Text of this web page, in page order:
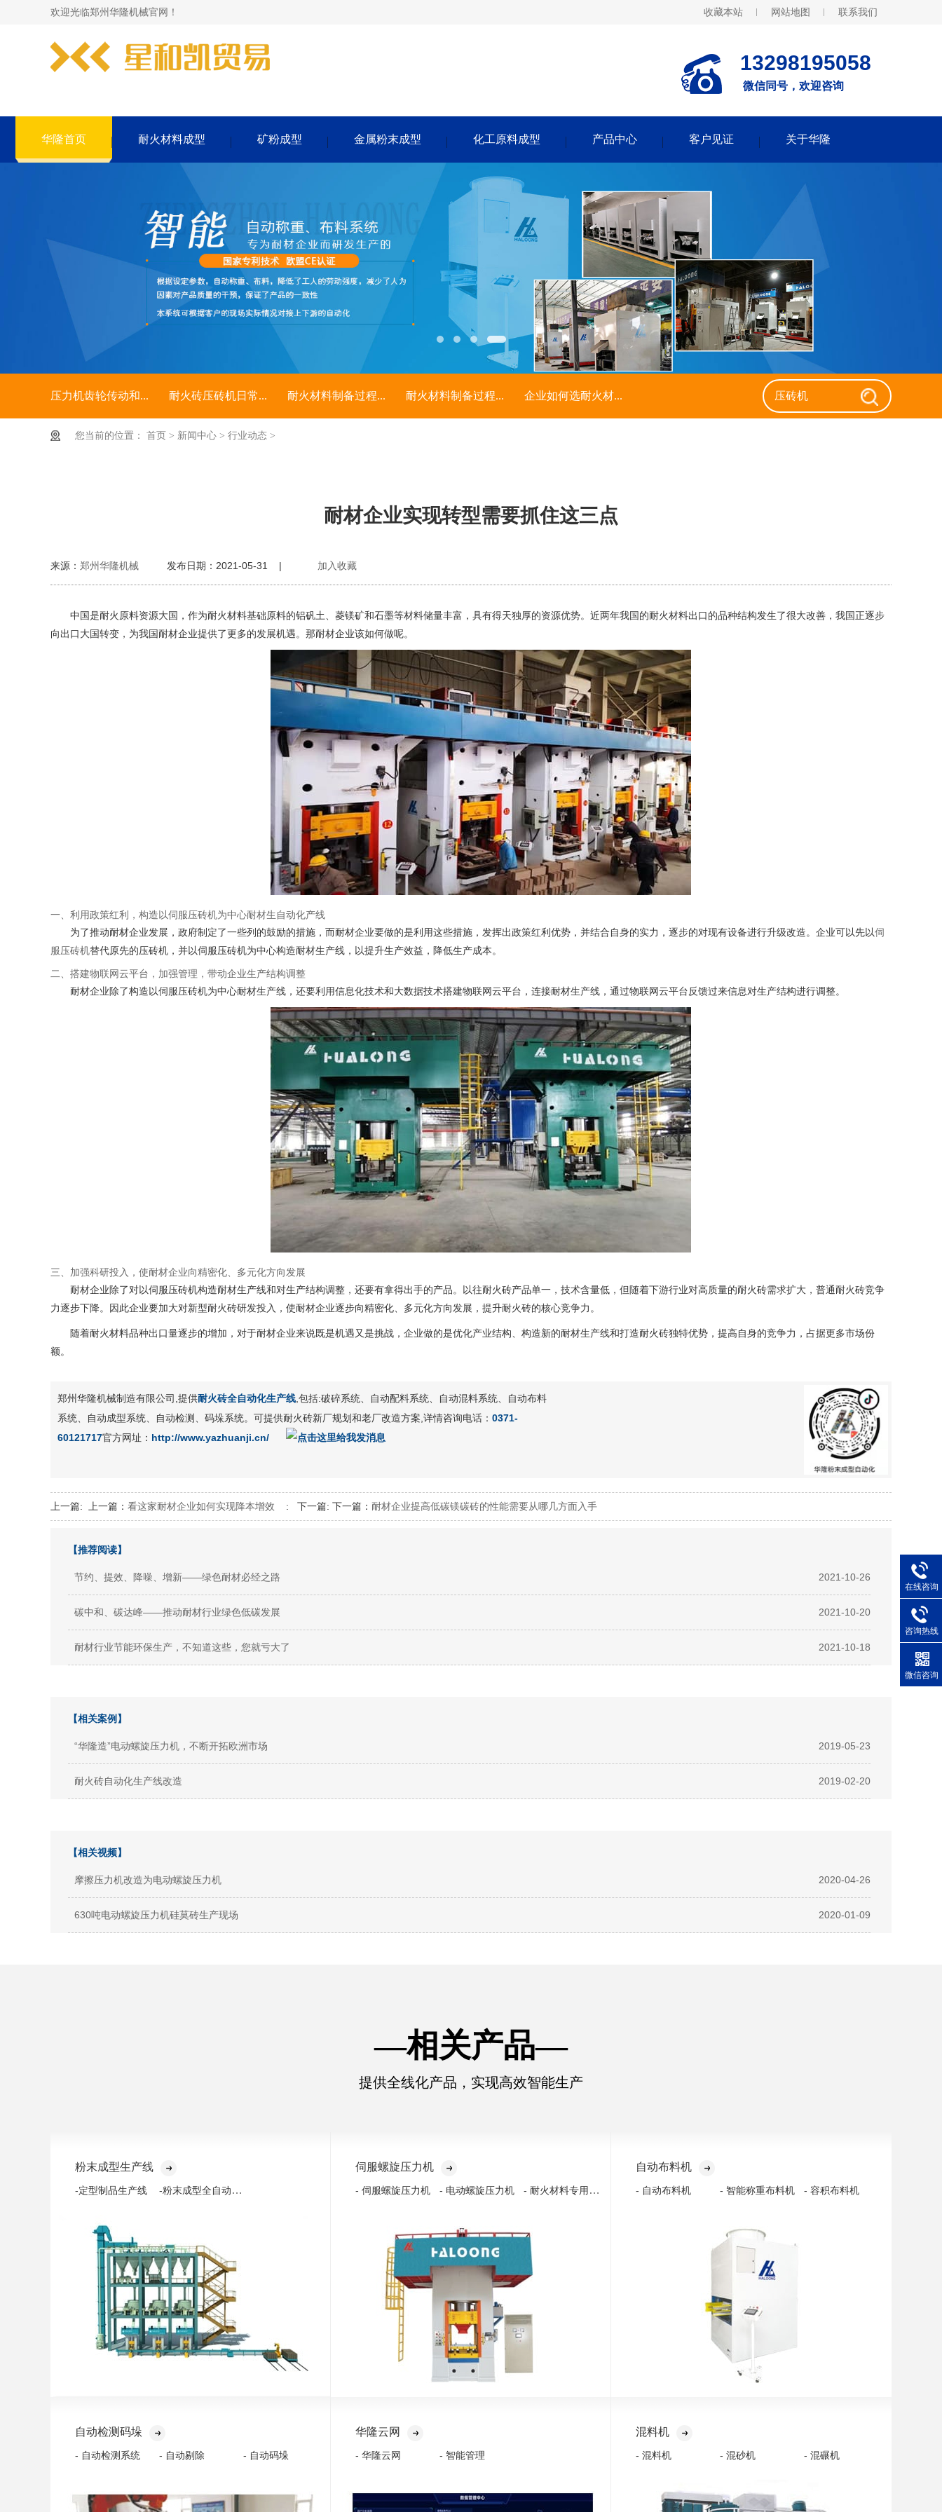
欢迎光临郑州华隆机械官网！ 收藏本站 网站地图 联系我们
13298195058
微信同号，欢迎咨询
华隆首页 耐火材料成型 矿粉成型 金属粉末成型 化工原料成型 产品中心 客户见证 关于华隆
压力机齿轮传动和... 耐火砖压砖机日常... 耐火材料制备过程... 耐火材料制备过程... 企业如何选耐火材...
您当前的位置： 首页 > 新闻中心 > 行业动态 >
耐材企业实现转型需要抓住这三点
来源： 郑州华隆机械 发布日期：2021-05-31 | 加入收藏
中国是耐火原料资源大国，作为耐火材料基础原料的铝矾土、菱镁矿和石墨等材料储量丰富，具有得天独厚的资源优势。近两年我国的耐火材料出口的品种结构发生了很大改善，我国正逐步
向出口大国转变，为我国耐材企业提供了更多的发展机遇。那耐材企业该如何做呢。
一、利用政策红利，构造以伺服压砖机为中心耐材生自动化产线
为了推动耐材企业发展，政府制定了一些列的鼓励的措施，而耐材企业要做的是利用这些措施，发挥出政策红利优势，并结合自身的实力，逐步的对现有设备进行升级改造。企业可以先以伺
服压砖机替代原先的压砖机，并以伺服压砖机为中心构造耐材生产线，以提升生产效益，降低生产成本。
二、搭建物联网云平台，加强管理，带动企业生产结构调整
耐材企业除了构造以伺服压砖机为中心耐材生产线，还要利用信息化技术和大数据技术搭建物联网云平台，连接耐材生产线，通过物联网云平台反馈过来信息对生产结构进行调整。
三、加强科研投入，使耐材企业向精密化、多元化方向发展
耐材企业除了对以伺服压砖机构造耐材生产线和对生产结构调整，还要有拿得出手的产品。以往耐火砖产品单一，技术含量低，但随着下游行业对高质量的耐火砖需求扩大，普通耐火砖竞争
力逐步下降。因此企业要加大对新型耐火砖研发投入，使耐材企业逐步向精密化、多元化方向发展，提升耐火砖的核心竞争力。
随着耐火材料品种出口量逐步的增加，对于耐材企业来说既是机遇又是挑战，企业做的是优化产业结构、构造新的耐材生产线和打造耐火砖独特优势，提高自身的竞争力，占据更多市场份
额。
郑州华隆机械制造有限公司,提供耐火砖全自动化生产线 ,包括:破碎系统、自动配料系统、自动混料系统、自动布料
系统、自动成型系统、自动检测、码垛系统。可提供耐火砖新厂规划和老厂改造方案,详情咨询电话： 0371-
60121717官方网址： http://www.yazhuanji.cn/
上一篇: 上一篇： 看这家耐材企业如何实现降本增效 : 下一篇: 下一篇： 耐材企业提高低碳镁碳砖的性能需要从哪几方面入手
【推荐阅读】
2021-10-26
节约、提效、降噪、增新——绿色耐材必经之路
2021-10-20
碳中和、碳达峰——推动耐材行业绿色低碳发展
2021-10-18
耐材行业节能环保生产，不知道这些，您就亏大了
【相关案例】
2019-05-23
“华隆造”电动螺旋压力机，不断开拓欧洲市场
2019-02-20
耐火砖自动化生产线改造
【相关视频】
2020-04-26
摩擦压力机改造为电动螺旋压力机
2020-01-09
630吨电动螺旋压力机硅莫砖生产现场
—相关产品—
提供全线化产品，实现高效智能生产
粉末成型生产线
-定型制品生产线 -粉末成型全自动化生产线
伺服螺旋压力机
- 伺服螺旋压力机 - 电动螺旋压力机 - 耐火材料专用压力
自动布料机
- 自动布料机 - 智能称重布料机 - 容积布料机
自动检测码垛
- 自动检测系统 - 自动剔除 - 自动码垛
华隆云网
- 华隆云网 - 智能管理
混料机
- 混料机 - 混砂机 - 混碾机
在线咨询
咨询热线
微信咨询